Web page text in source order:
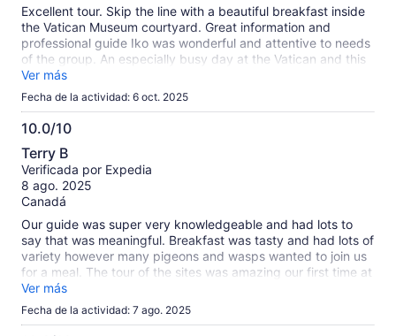
Excellent tour. Skip the line with a beautiful breakfast inside
the Vatican Museum courtyard. Great information and
professional guide Iko was wonderful and attentive to needs
of the group. An especially busy day at the Vatican and this
tour saved us hours and hours of time that would have been
spent waiting in line! Thank you ver much! Highly
Ver más
Fecha de la actividad: 6 oct. 2025
10.0/10
10.0
de
10
Terry B
Verificada por Expedia
8 ago. 2025
Canadá
Our guide was super very knowledgeable and had lots to
say that was meaningful. Breakfast was tasty and had lots of
variety however many pigeons and wasps wanted to join us
for a meal. The tour of the sites was amazing our first time at
the Vatican.
Ver más
Fecha de la actividad: 7 ago. 2025